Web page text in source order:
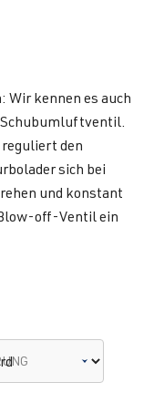
Wir kennen es auch
reguliert den
sich bei
und konstant
off-Ventil ein